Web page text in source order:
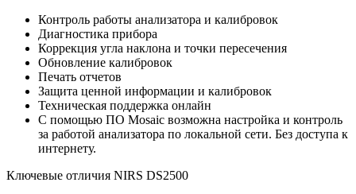
Контроль работы анализатора и калибровок
Диагностика прибора
Коррекция угла наклона и точки пересечения
Обновление калибровок
Печать отчетов
Защита ценной информации и калибровок
Техническая поддержка онлайн
С помощью ПО Mosaic возможна настройка и контроль
за работой анализатора по локальной сети. Без доступа к
интернету.
Ключевые отличия NIRS DS2500